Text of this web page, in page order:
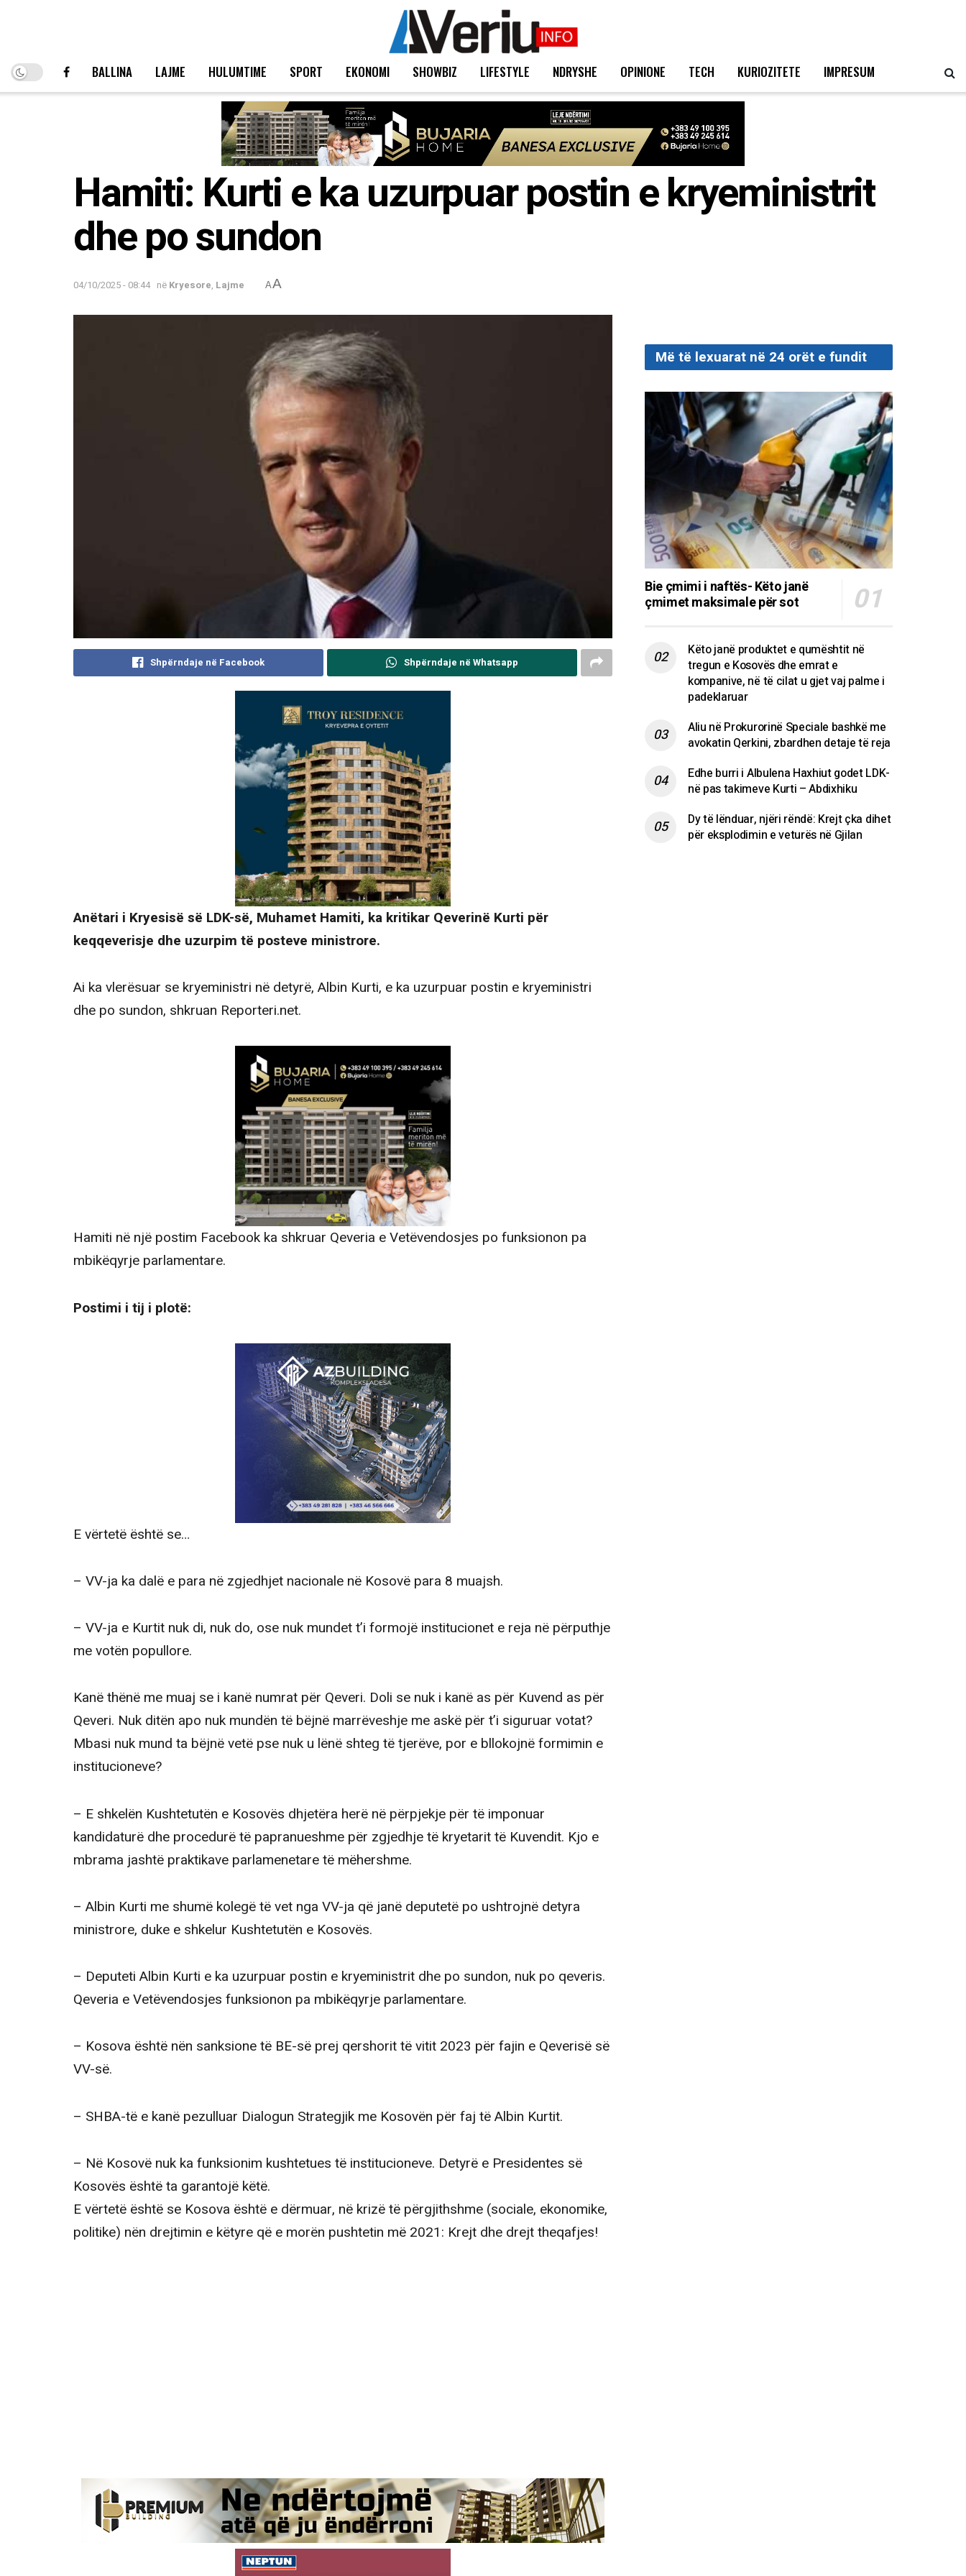
BALLINA LAJME HULUMTIME SPORT EKONOMI SHOWBIZ LIFESTYLE NDRYSHE OPINIONE TECH KURIOZITETE IMPRESUM
Hamiti: Kurti e ka uzurpuar postin e kryeministrit
dhe po sundon
04/10/2025 - 08:44 në Kryesore, Lajme AA
Shpërndaje në Facebook Shpërndaje në Whatsapp
Anëtari i Kryesisë së LDK-së, Muhamet Hamiti, ka kritikar Qeverinë Kurti për
keqqeverisje dhe uzurpim të posteve ministrore.
Ai ka vlerësuar se kryeministri në detyrë, Albin Kurti, e ka uzurpuar postin e kryeministri
dhe po sundon, shkruan Reporteri.net.
Hamiti në një postim Facebook ka shkruar Qeveria e Vetëvendosjes po funksionon pa
mbikëqyrje parlamentare.
Postimi i tij i plotë:
E vërtetë është se…
– VV-ja ka dalë e para në zgjedhjet nacionale në Kosovë para 8 muajsh.
– VV-ja e Kurtit nuk di, nuk do, ose nuk mundet t’i formojë institucionet e reja në përputhje
me votën popullore.
Kanë thënë me muaj se i kanë numrat për Qeveri. Doli se nuk i kanë as për Kuvend as për
Qeveri. Nuk ditën apo nuk mundën të bëjnë marrëveshje me askë për t’i siguruar votat?
Mbasi nuk mund ta bëjnë vetë pse nuk u lënë shteg të tjerëve, por e bllokojnë formimin e
institucioneve?
– E shkelën Kushtetutën e Kosovës dhjetëra herë në përpjekje për të imponuar
kandidaturë dhe procedurë të papranueshme për zgjedhje të kryetarit të Kuvendit. Kjo e
mbrama jashtë praktikave parlamenetare të mëhershme.
– Albin Kurti me shumë kolegë të vet nga VV-ja që janë deputetë po ushtrojnë detyra
ministrore, duke e shkelur Kushtetutën e Kosovës.
– Deputeti Albin Kurti e ka uzurpuar postin e kryeministrit dhe po sundon, nuk po qeveris.
Qeveria e Vetëvendosjes funksionon pa mbikëqyrje parlamentare.
– Kosova është nën sanksione të BE-së prej qershorit të vitit 2023 për fajin e Qeverisë së
VV-së.
– SHBA-të e kanë pezulluar Dialogun Strategjik me Kosovën për faj të Albin Kurtit.
– Në Kosovë nuk ka funksionim kushtetues të institucioneve. Detyrë e Presidentes së
Kosovës është ta garantojë këtë.
E vërtetë është se Kosova është e dërmuar, në krizë të përgjithshme (sociale, ekonomike,
politike) nën drejtimin e këtyre që e morën pushtetin më 2021: Krejt dhe drejt theqafjes!
Më të lexuarat në 24 orët e fundit
Bie çmimi i naftës- Këto janë
çmimet maksimale për sot
Këto janë produktet e qumështit në
tregun e Kosovës dhe emrat e
kompanive, në të cilat u gjet vaj palme i
padeklaruar
Aliu në Prokurorinë Speciale bashkë me
avokatin Qerkini, zbardhen detaje të reja
Edhe burri i Albulena Haxhiut godet LDK-
në pas takimeve Kurti – Abdixhiku
Dy të lënduar, njëri rëndë: Krejt çka dihet
për eksplodimin e veturës në Gjilan